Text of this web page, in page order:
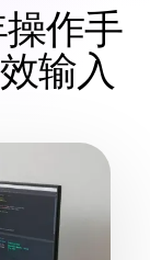
作手
输入